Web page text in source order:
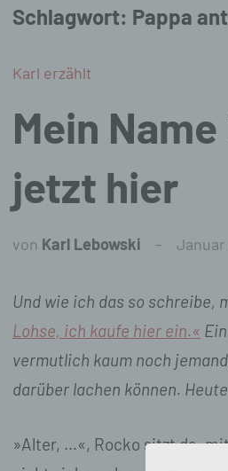
Schlagwort: Pappa
Karl erzählt
Mein
jetzt hier
von Karl Lebowski Januar
Und wie ich das so schreibe,
Lohse, ich kaufe hier ein.«
vermutlich kaum noch
darüber lachen können.
»Alter, …«, Rocko sitzt da,